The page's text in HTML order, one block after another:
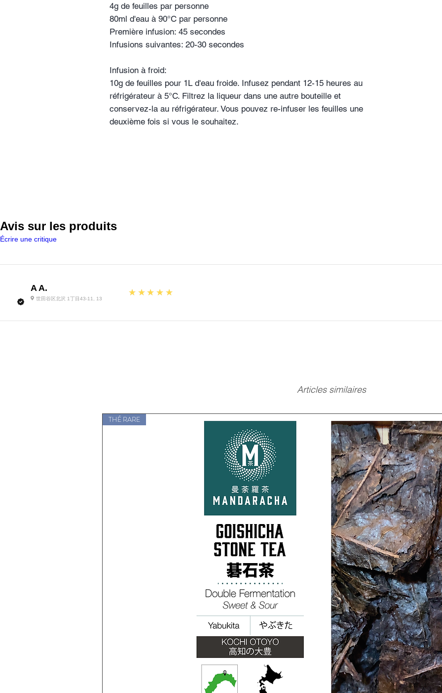
4g de feuilles par personne
80ml d'eau à 90°C par personne
Première infusion: 45 secondes
Infusions suivantes: 20-30 secondes
Infusion à froid:
10g de feuilles pour 1L d'eau froide. Infusez pendant 12-15 heures au
réfrigérateur à 5°C. Filtrez la liqueur dans une autre bouteille et
conservez-la au réfrigérateur. Vous pouvez re-infuser les feuilles une
deuxième fois si vous le souhaitez.
Avis sur les produits
Écrire une critique
A A.
世田谷区北沢 1丁目43-11, 13
5
★★★★★
Articles similaires
THÉ RARE